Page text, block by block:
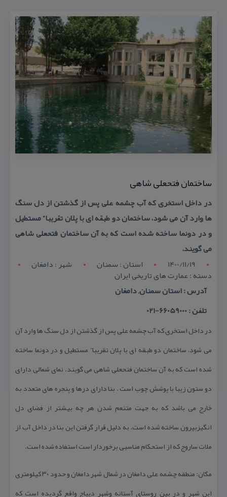
ساختمان فتحعلی شاهی
در داخل استخری كه آب چشمه علی پس از گذشتن از دل سنگ
ها وارد آن می شود، ساختمان دو طبقه ای با پلان تقریبا” مستطیل
و در دونما ساخته شده است كه به آن ساختمان فتحعلی شاهی
می گویند.
1400/11/19
استان : سمنان شهر : دامغان
دسته : عمارت های تاریخی ایران
آدرس : استان سمنان, دامغان
تلفن : 66059000-021
در داخل استخری كه آب چشمه علی پس از گذشتن از دل سنگ ها وارد آن
می شود، ساختمان دو طبقه ای با پلان تقریبا” مستطیل و در دونما ساخته
شده است كه به آن ساختمان فتحعلی شاهی می گویند. نمای شمالی دارای
دو ستون زیبا با پوشش چوب است . بنا دارای درها و پنجره های متعدد به
خارج می باشد كه به جهت متنعم شدن هر چه بیشتر از فضای دل
انگیزبیرون ساخته شده است. به دلیل قرار گرفتن این بنا در داخل آب از
ملات ساروج كه از استحكام مناسبی برخوردار است استفاده شده است.
مكان: منطقه چشمه علی دامغان در شمال شهر دامغان و حدود ۳۰ كیلومتری
این شهر و در بین روستای آستانه وشهر دیباج واقع گردیده است كه